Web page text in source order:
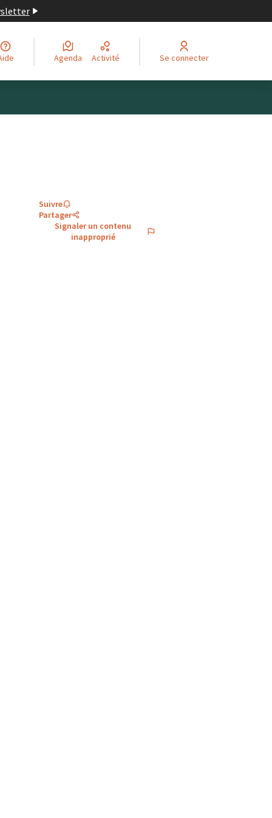
Aide Agenda Activité Se connecter
ville : 8e arrondissement
Suivre
Partager
Signaler un contenu
inapproprié